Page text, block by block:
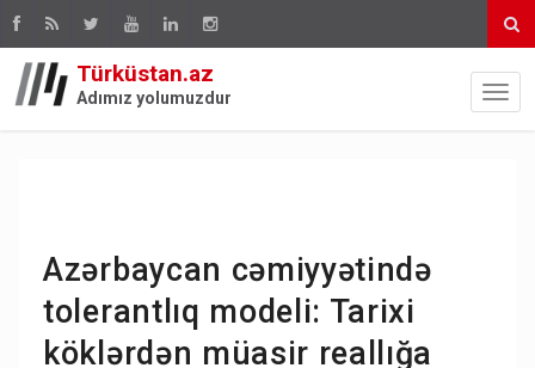
Türküstan.az
Adımız yolumuzdur
Azərbaycan cəmiyyətində
tolerantlıq modeli: Tarixi
köklərdən müasir reallığa